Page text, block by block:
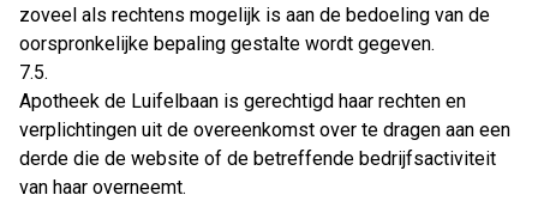
zoveel als rechtens mogelijk is aan de bedoeling van de
oorspronkelijke bepaling gestalte wordt gegeven.
7.5.
Apotheek de Luifelbaan is gerechtigd haar rechten en
verplichtingen uit de overeenkomst over te dragen aan een
derde die de website of de betreffende bedrijfsactiviteit
van haar overneemt.